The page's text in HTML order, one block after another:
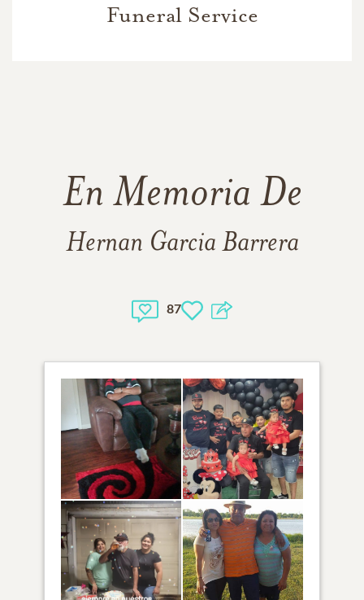
Funeral Service
En Memoria De
Hernan Garcia Barrera
87